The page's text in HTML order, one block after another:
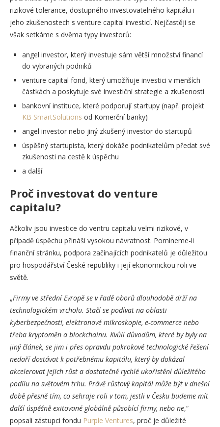
rizikové tolerance, dostupného investovatelného kapitálu i
jeho zkušenostech s venture capital investicí. Nejčastěji se
však setkáme s dvěma typy investorů:
angel investor, který investuje sám větší množství financí
do vybraných podniků
venture capital fond, který umožňuje investici v menších
částkách a poskytuje své investiční strategie a zkušenosti
bankovní instituce, které podporují startupy (např. projekt
KB SmartSolutions od Komerční banky)
angel investor nebo jiný zkušený investor do startupů
úspěšný startupista, který dokáže podnikatelům předat své
zkušenosti na cestě k úspěchu
a další
Proč investovat do venture
capitalu?
Ačkoliv jsou investice do ventru capitalu velmi rizikové, v
případě úspěchu přináší vysokou návratnost. Pomineme-li
finanční stránku, podpora začínajících podnikatelů je důležitou
pro hospodářství České republiky i její ekonomickou roli ve
světě.
„Firmy ve střední Evropě se v řadě oborů dlouhodobě drží na
technologickém vrcholu. Stačí se podívat na oblasti
kyberbezpečnosti, elektronové mikroskopie, e-commerce nebo
třeba kryptoměn a blockchainu. Kvůli důvodům, které by byly na
jiný článek, se jim i přes opravdu pokrokové technologické řešení
nedaří dostávat k potřebnému kapitálu, který by dokázal
akcelerovat jejich růst a dostatečně rychlé ukořistění důležitého
podílu na světovém trhu. Právě růstový kapitál může být v dnešní
době přesně tím, co sehraje roli v tom, jestli v Česku budeme mít
další úspěšně exitované globálně působící firmy, nebo ne,“
popsali zástupci fondu Purple Ventures, proč je důležité